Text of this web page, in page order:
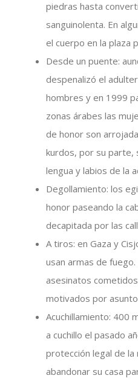
piedras hasta
sanguinolenta. En
el cuerpo en la plaza
Desde un puente:
despenalizó el
hombres y en 1999
zonas árabes las
de honor son
kurdos, por su parte,
lengua y labios de la
Degollamiento: los
honor paseando la
decapitada por las
A tiros: en Gaza y
usan armas de
asesinatos
motivados por
Acuchillamiento: 400
a cuchillo el pasado
protección legal de la
abandonar su casa